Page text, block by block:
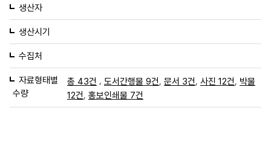
생산자
생산시기
수집처
자료형태별
수량
총 43건 , 도서간행물 9건 문서 3건 사진 12건
박물
12건, 홍보인쇄물 7건